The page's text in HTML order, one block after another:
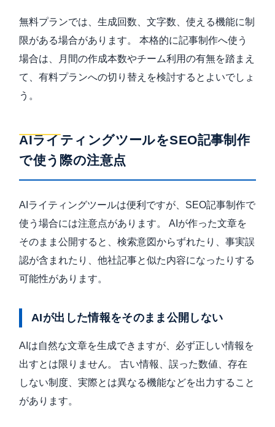
無料プランでは、生成回数、文字数、使える機能に制
限がある場合があります。 本格的に記事制作へ使う
場合は、月間の作成本数やチーム利用の有無を踏まえ
て、有料プランへの切り替えを検討するとよいでしょ
う。
AIライティングツールをSEO記事制作
で使う際の注意点
AIライティングツールは便利ですが、SEO記事制作で
使う場合には注意点があります。 AIが作った文章を
そのまま公開すると、検索意図からずれたり、事実誤
認が含まれたり、他社記事と似た内容になったりする
可能性があります。
AIが出した情報をそのまま公開しない
AIは自然な文章を生成できますが、必ず正しい情報を
出すとは限りません。 古い情報、誤った数値、存在
しない制度、実際とは異なる機能などを出力すること
があります。